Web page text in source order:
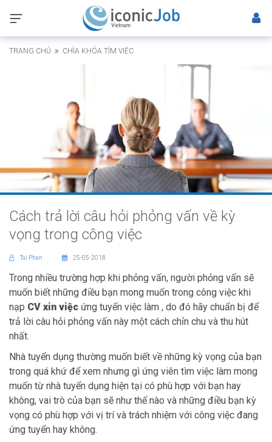
TRANG CHỦ CHÌA KHÓA TÌM VIỆC
Cách trả lời câu hỏi phỏng vấn về kỳ
vọng trong công việc
Tai Phan 25-05-2018
Trong nhiều trường hợp khi phỏng vấn, người phỏng vấn sẽ
muốn biết những điều bạn mong muốn trong công việc khi
nạp CV xin việc ứng tuyển việc làm , do đó hãy chuẩn bị để
trả lời câu hỏi phỏng vấn này một cách chỉn chu và thu hút
nhất.
Nhà tuyển dụng thường muốn biết về những kỳ vọng của bạn
trong quá khứ để xem nhưng gì ứng viên tìm việc làm mong
muốn từ nhà tuyển dụng hiện tại có phù hợp với bạn hay
không, vai trò của bạn sẽ như thế nào và những điều bạn kỳ
vọng có phù hợp với vị trí và trách nhiệm với công việc đang
ứng tuyển hay không.